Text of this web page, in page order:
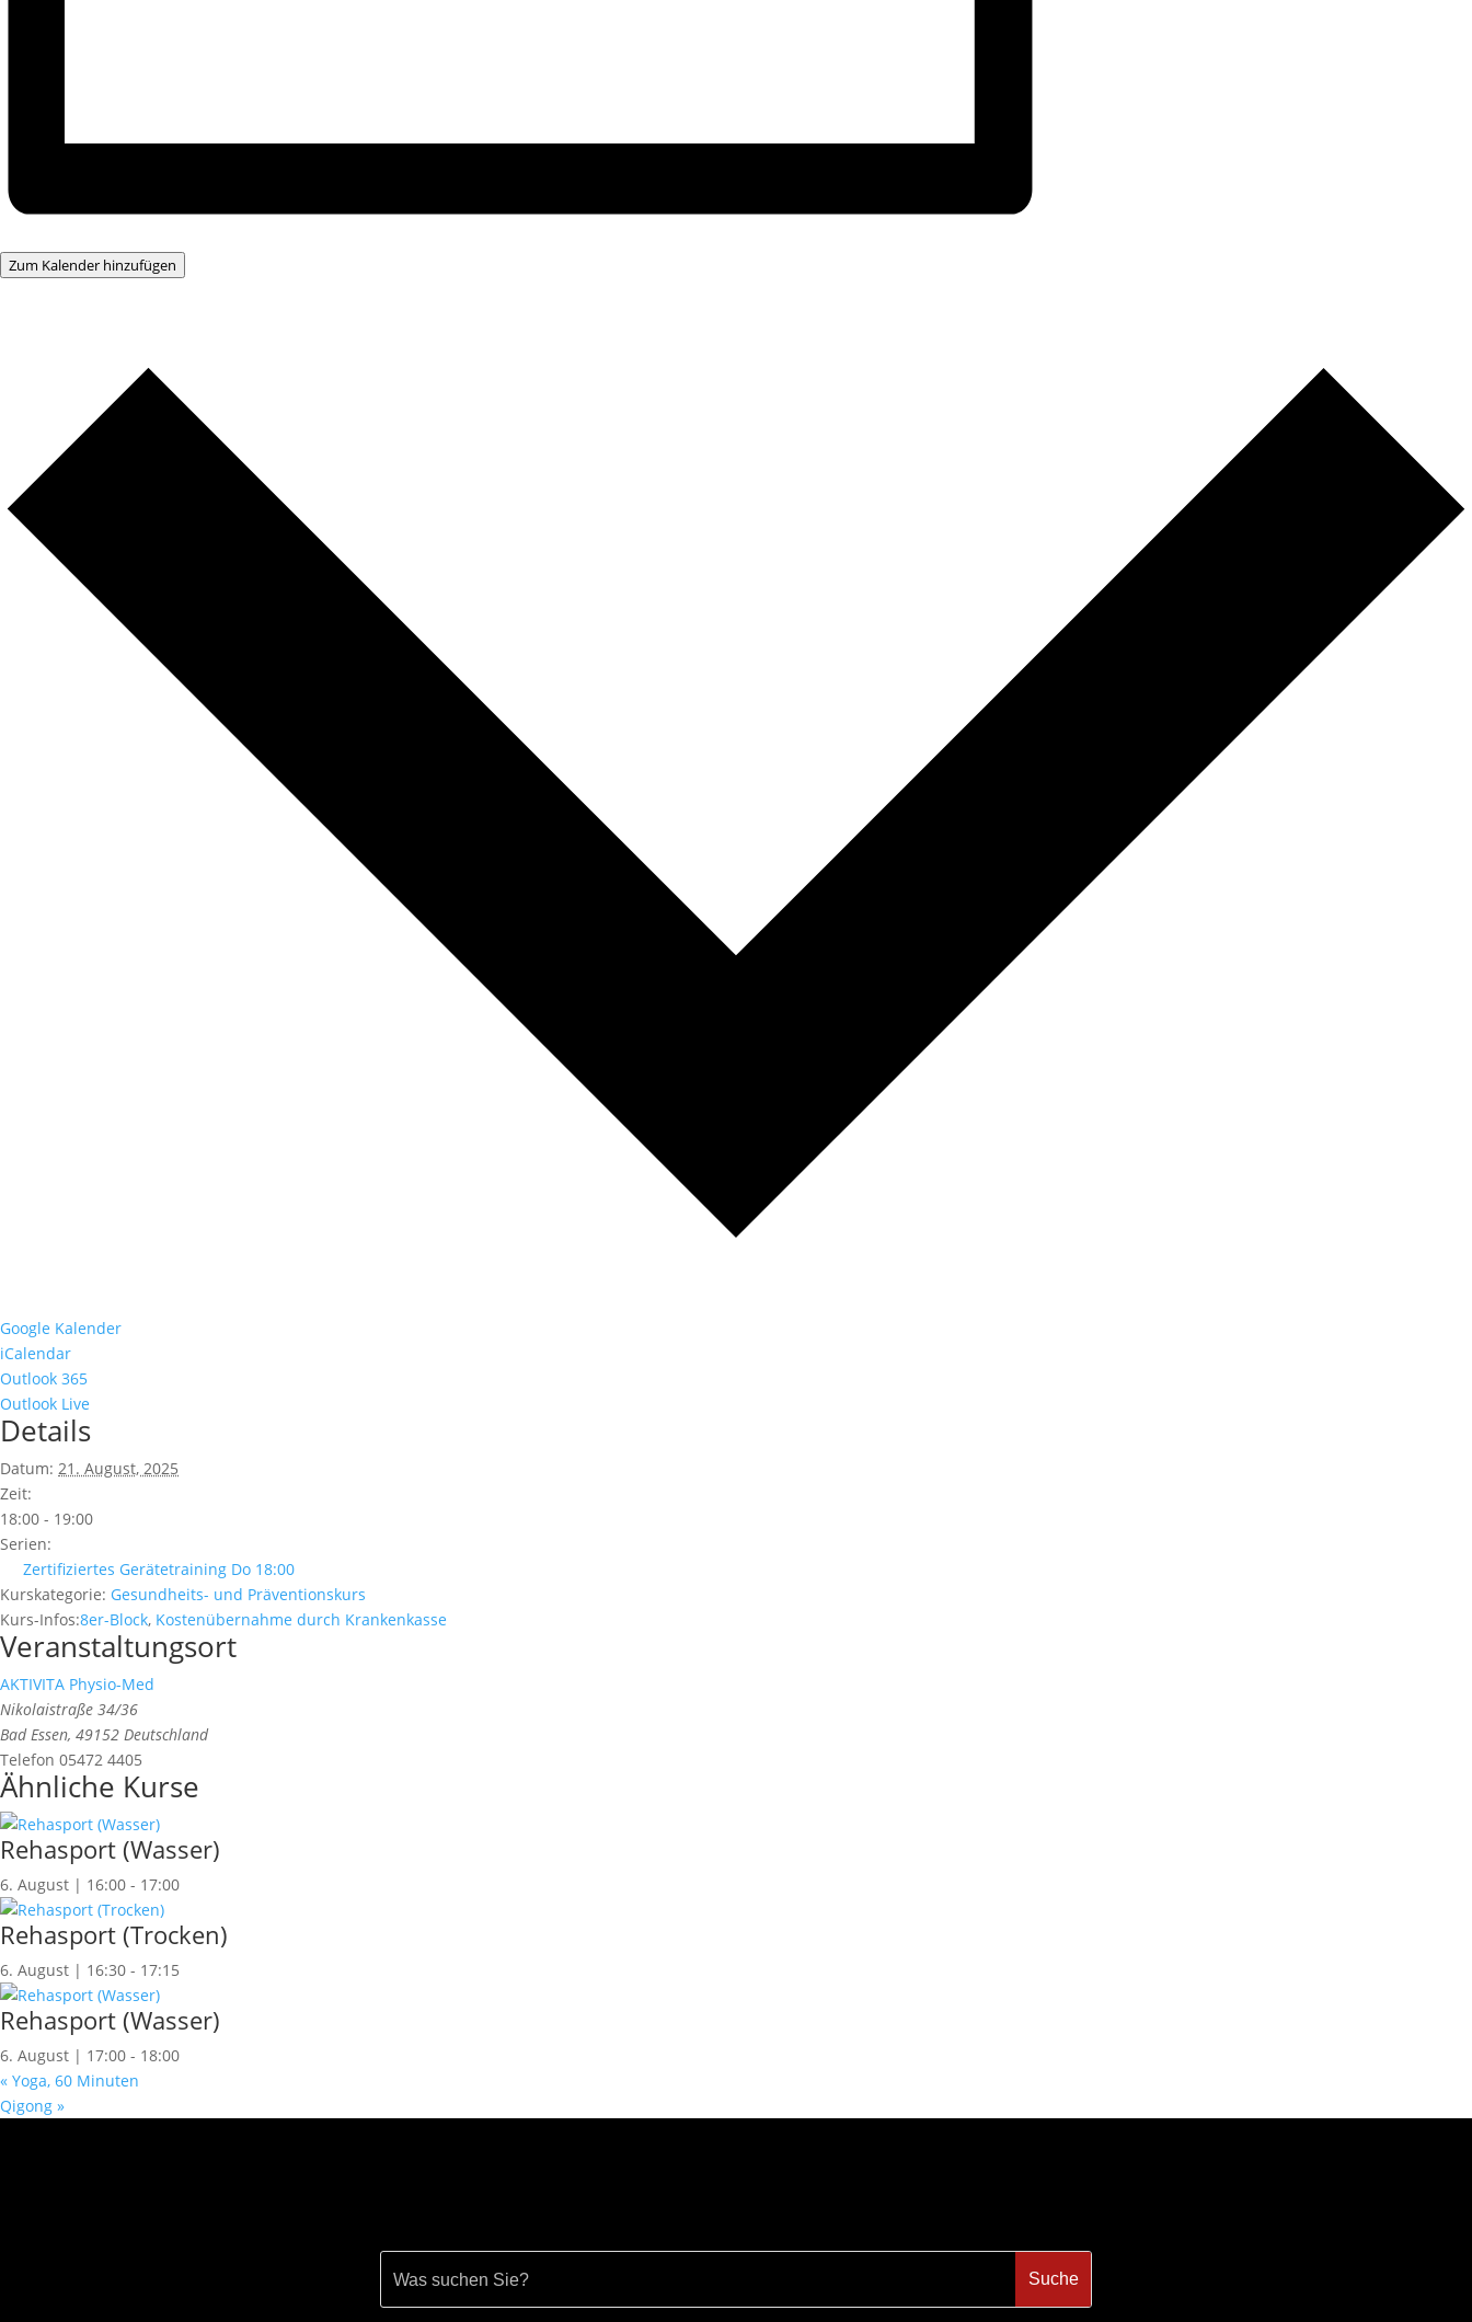
Zum Kalender hinzufügen
Google Kalender
iCalendar
Outlook 365
Outlook Live
Details
Datum: 21. August, 2025
Zeit:
18:00 - 19:00
Serien:
Zertifiziertes Gerätetraining Do 18:00
Kurskategorie: Gesundheits- und Präventionskurs
Kurs-Infos:8er-Block, Kostenübernahme durch Krankenkasse
Veranstaltungsort
AKTIVITA Physio-Med
Nikolaistraße 34/36
Bad Essen, 49152 Deutschland
Telefon 05472 4405
Ähnliche Kurse
Rehasport (Wasser)
6. August | 16:00 - 17:00
Rehasport (Trocken)
6. August | 16:30 - 17:15
Rehasport (Wasser)
6. August | 17:00 - 18:00
« Yoga, 60 Minuten
Qigong »